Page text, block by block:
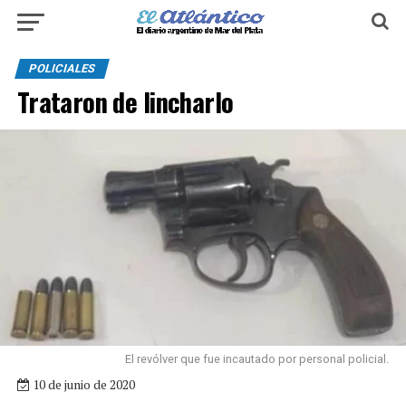
POLICIALES
Trataron de lincharlo
El revólver que fue incautado por personal policial.
10 de junio de 2020